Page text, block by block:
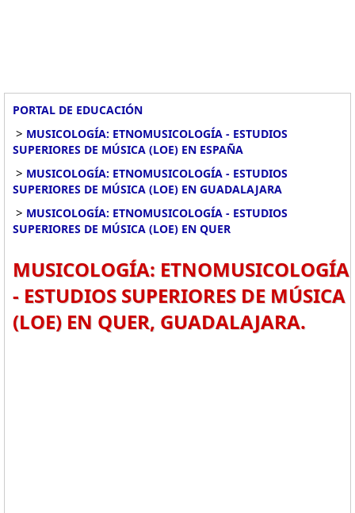
PORTAL DE EDUCACIÓN
> MUSICOLOGÍA: ETNOMUSICOLOGÍA - ESTUDIOS
SUPERIORES DE MÚSICA (LOE) EN ESPAÑA
> MUSICOLOGÍA: ETNOMUSICOLOGÍA - ESTUDIOS
SUPERIORES DE MÚSICA (LOE) EN GUADALAJARA
> MUSICOLOGÍA: ETNOMUSICOLOGÍA - ESTUDIOS
SUPERIORES DE MÚSICA (LOE) EN QUER
MUSICOLOGÍA: ETNOMUSICOLOGÍA
- ESTUDIOS SUPERIORES DE MÚSICA
(LOE) EN QUER, GUADALAJARA.